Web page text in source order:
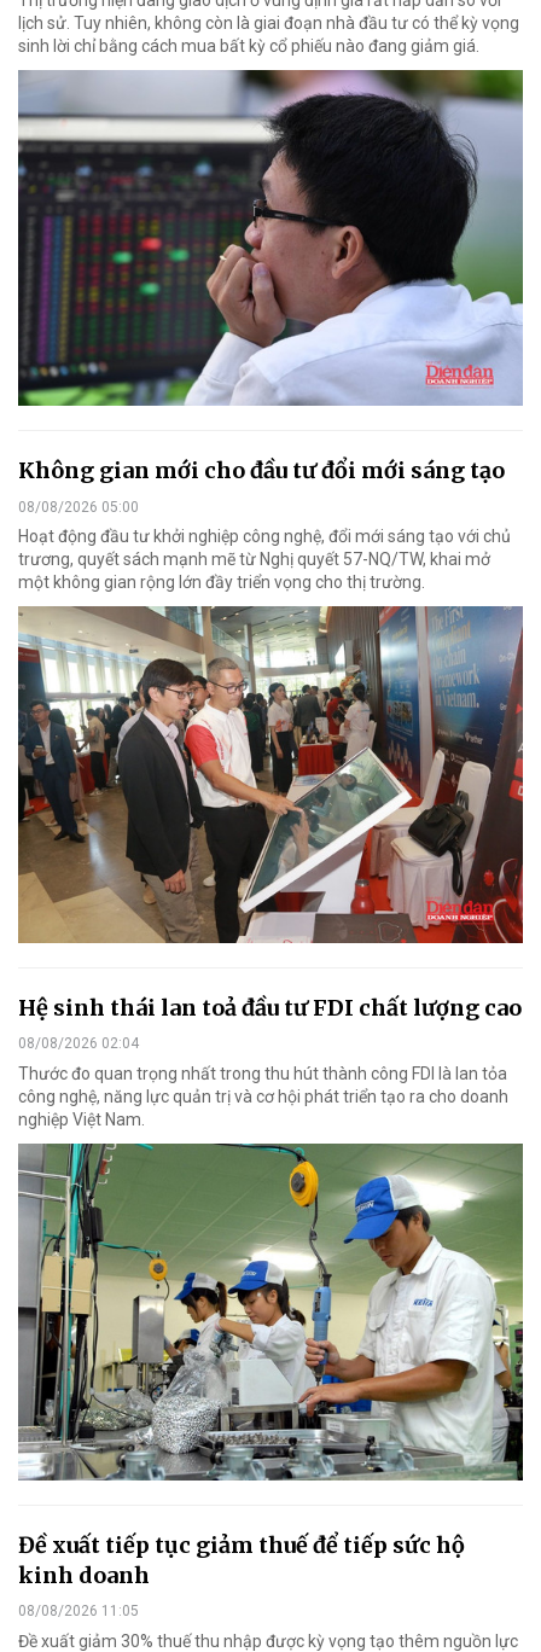
lịch sử. Tuy nhiên, không còn là giai đoạn nhà đầu tư có thể kỳ vọng
sinh lời chỉ bằng cách mua bất kỳ cổ phiếu nào đang giảm giá.
Không gian mới cho đầu tư đổi mới sáng tạo
08/08/2026 05:00
Hoạt động đầu tư khởi nghiệp công nghệ, đổi mới sáng tạo với chủ
trương, quyết sách mạnh mẽ từ Nghị quyết 57-NQ/TW, khai mở
một không gian rộng lớn đầy triển vọng cho thị trường.
Hệ sinh thái lan toả đầu tư FDI chất lượng cao
08/08/2026 02:04
Thước đo quan trọng nhất trong thu hút thành công FDI là lan tỏa
công nghệ, năng lực quản trị và cơ hội phát triển tạo ra cho doanh
nghiệp Việt Nam.
Đề xuất tiếp tục giảm thuế để tiếp sức hộ
kinh doanh
08/08/2026 11:05
Đề xuất giảm 30% thuế thu nhập được kỳ vọng tạo thêm nguồn lực